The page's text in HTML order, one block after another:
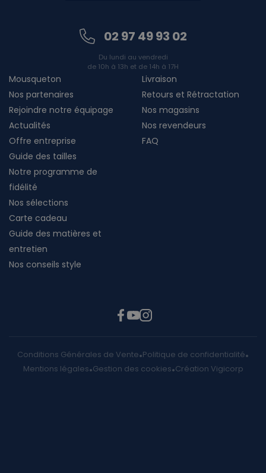
02 97 49 93 02
Du lundi au vendredi
de 10h à 13h et de 14h à 17H
Mousqueton
Nos partenaires
Rejoindre notre équipage
Actualités
Offre entreprise
Livraison
Retours et Rétractation
Nos magasins
Nos revendeurs
FAQ
Guide des tailles
Notre programme de
fidélité
Nos sélections
Carte cadeau
Guide des matières et
entretien
Nos conseils style
Conditions Générales de Vente Politique de confidentialité
Mentions légales Gestion des cookies Création Vigicorp